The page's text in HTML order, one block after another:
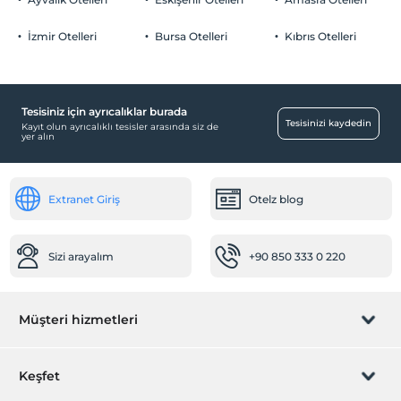
Bebek karyolası
Resepsiyon Hizmetleri
Hastaneye kolay ulaşım (15 dakika)
İzmir Otelleri Bursa Otelleri Kıbrıs Otelleri
Tesisiniz için ayrıcalıklar burada
Kayıt olun ayrıcalıklı tesisler arasında siz de
yer alın
Tesisinizi kaydedin
Extranet Giriş Otelz blog
Sizi arayalım +90 850 333 0 220
Müşteri hizmetleri
Rezervasyon yönet
Keşfet